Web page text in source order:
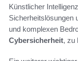
Künstlicher
Sicherheitslösungen
und komplexen
Cybersicherheit, zu